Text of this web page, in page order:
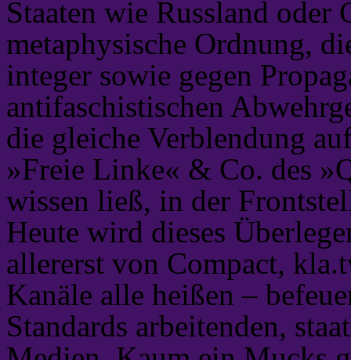
Staaten wie Russland oder
metaphysische Ordnung,
integer sowie gegen
antifaschistischen
die gleiche Verblendung
»Freie Linke« & Co. des
wissen ließ, in der
Heute wird dieses
allererst von Compact,
Kanäle alle heißen –
Standards arbeitenden,